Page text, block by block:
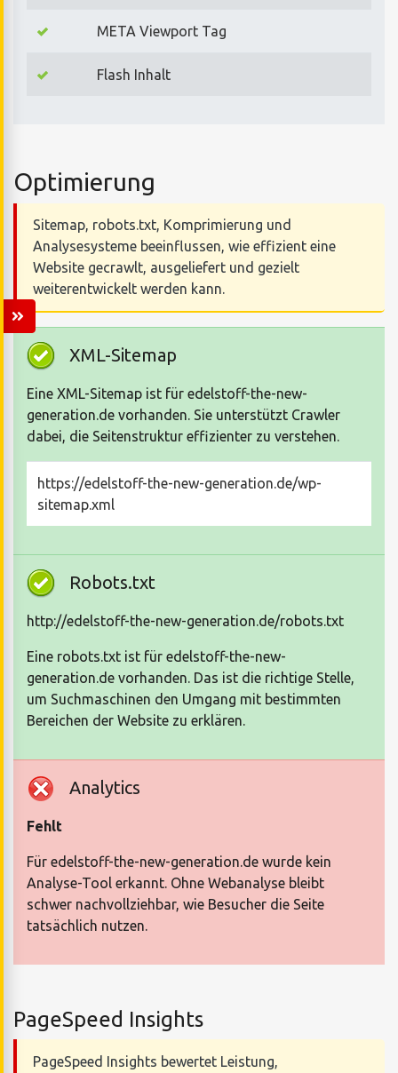
META Viewport Tag
Flash Inhalt
Optimierung
Sitemap, robots.txt, Komprimierung und
Analysesysteme beeinflussen, wie effizient eine
Website gecrawlt, ausgeliefert und gezielt
weiterentwickelt werden kann.
XML-Sitemap
Eine XML-Sitemap ist für edelstoff-the-new-
generation.de vorhanden. Sie unterstützt Crawler
dabei, die Seitenstruktur effizienter zu verstehen.
https://edelstoff-the-new-generation.de/wp-
sitemap.xml
Robots.txt
http://edelstoff-the-new-generation.de/robots.txt
Eine robots.txt ist für edelstoff-the-new-
generation.de vorhanden. Das ist die richtige Stelle,
um Suchmaschinen den Umgang mit bestimmten
Bereichen der Website zu erklären.
Analytics
Fehlt
Für edelstoff-the-new-generation.de wurde kein
Analyse-Tool erkannt. Ohne Webanalyse bleibt
schwer nachvollziehbar, wie Besucher die Seite
tatsächlich nutzen.
PageSpeed Insights
PageSpeed Insights bewertet Leistung,